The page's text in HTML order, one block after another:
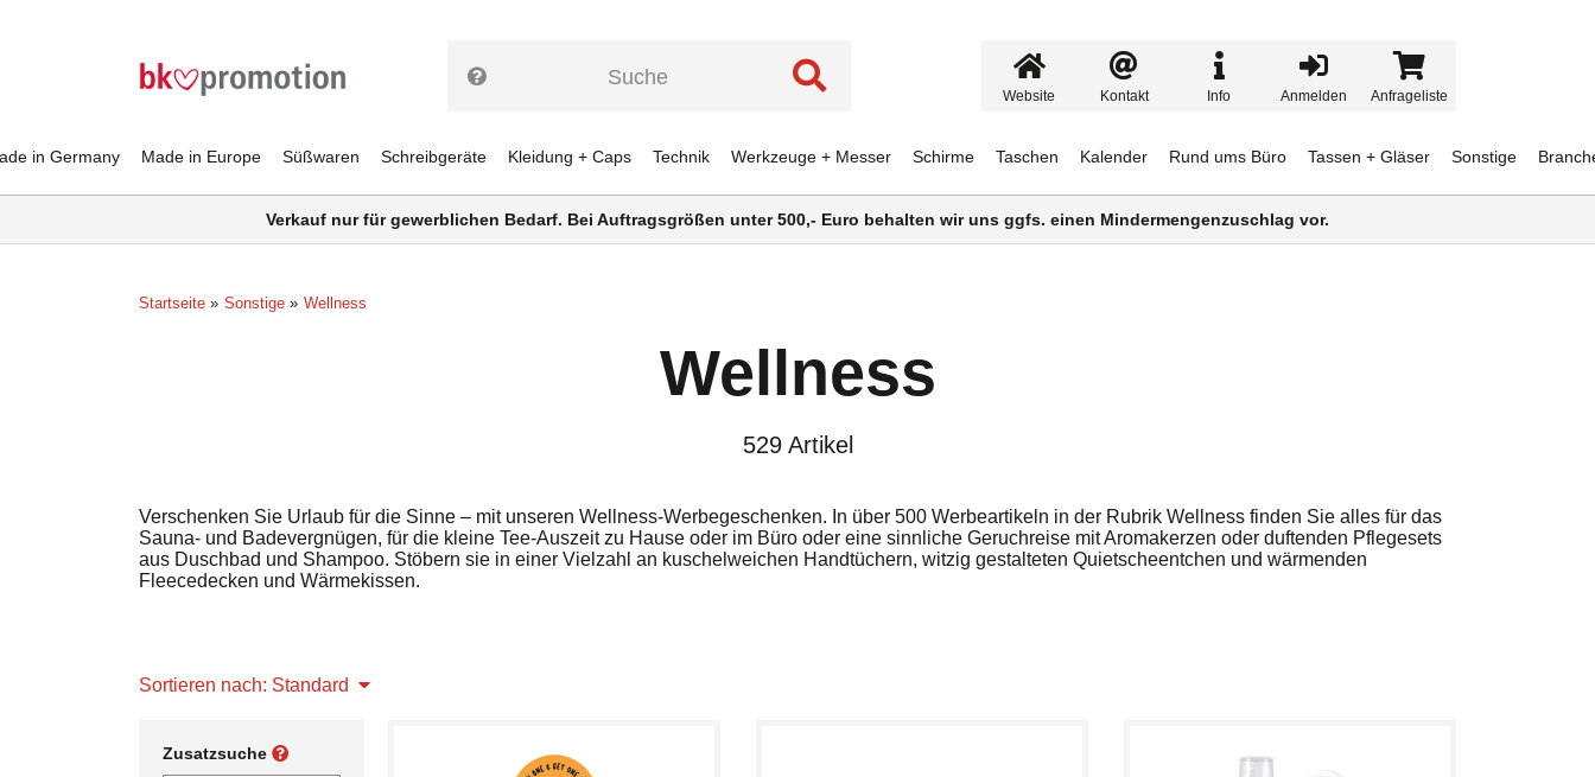
in Germany Made in Europe Süßwaren Schreibgeräte Kleidung + Caps Technik Werkzeuge + Messer Schirme Taschen Kalender Rund ums Büro Tassen + Gläser Sonstige
Website Kontakt Info Anmelden Anfrageliste
Verkauf nur für gewerblichen Bedarf. Bei Auftragsgrößen unter 500,- Euro behalten wir uns ggfs. einen Mindermengenzuschlag vor.
Startseite Sonstige Wellness
Wellness
529 Artikel
Verschenken Sie Urlaub für die Sinne – mit unseren Wellness-Werbegeschenken. In über 500 Werbeartikeln in der Rubrik Wellness finden Sie alles für das
Sauna- und Badevergnügen, für die kleine Tee-Auszeit zu Hause oder im Büro oder eine sinnliche Geruchreise mit Aromakerzen oder duftenden Pflegesets
aus Duschbad und Shampoo. Stöbern sie in einer Vielzahl an kuschelweichen Handtüchern, witzig gestalteten Quietscheentchen und wärmenden
Fleecedecken und Wärmekissen.
Sortieren nach: Standard
Zusatzsuche